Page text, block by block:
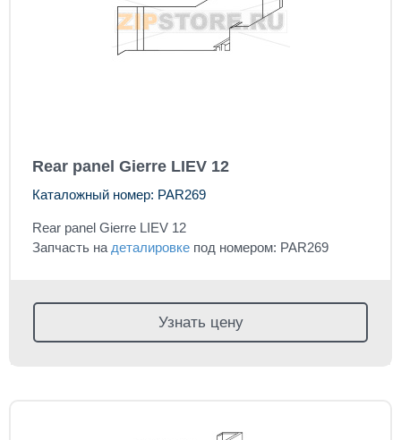
Rear panel Gierre LIEV 12
Каталожный номер: PAR269
Rear panel Gierre LIEV 12
Запчасть на деталировке под номером: PAR269
Узнать цену